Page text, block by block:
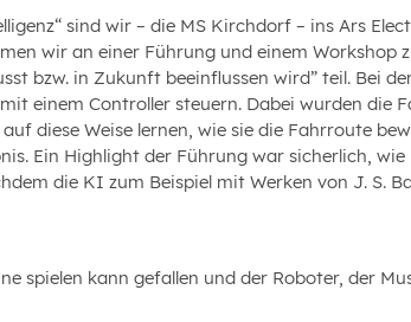
sind wir – die MS Kirchdorf – ins Ars
wir an einer Führung und einem Workshop
bzw. in Zukunft beeinflussen wird” teil. Bei
einem Controller steuern. Dabei wurden die
diese Weise lernen, wie sie die Fahrroute
Ein Highlight der Führung war sicherlich,
die KI zum Beispiel mit Werken von J. S.
spielen kann gefallen und der Roboter, der